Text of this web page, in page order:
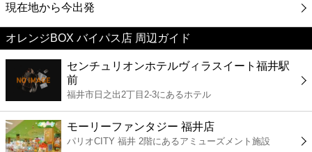
映画
美容
コンビニ
薬局
現在地から今出発
オレンジBOX バイパス店 周辺ガイド
センチュリオンホテルヴィラスイート福井駅
前
福井市日之出2丁目2-3にあるホテル
モーリーファンタジー 福井店
パリオCITY 福井 2階にあるアミューズメント施設